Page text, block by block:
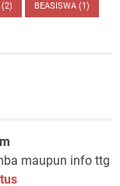
(2) BEASISWA (1)
maupun info ttg